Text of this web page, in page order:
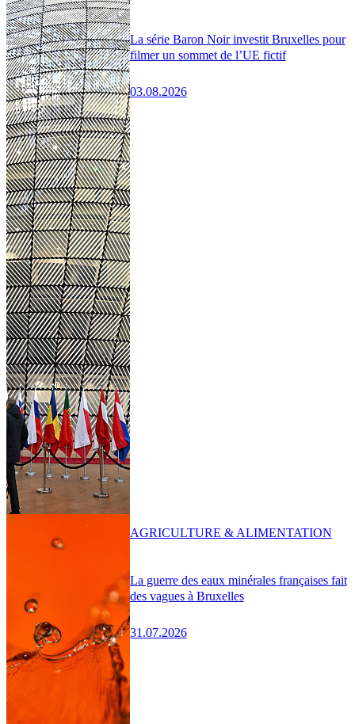
La série Baron Noir investit Bruxelles pour
filmer un sommet de l’UE fictif
03.08.2026
La guerre des eaux minérales françaises fait
des vagues à Bruxelles
31.07.2026
AGRICULTURE & ALIMENTATION